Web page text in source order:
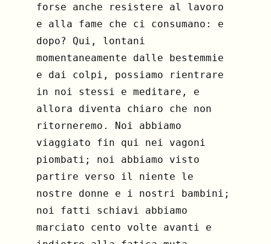
forse anche resistere al lavoro
e alla fame che ci consumano: e
dopo? Qui, lontani
momentaneamente dalle bestemmie
e dai colpi, possiamo rientrare
in noi stessi e meditare, e
allora diventa chiaro che non
ritorneremo. Noi abbiamo
viaggiato fin qui nei vagoni
piombati; noi abbiamo visto
partire verso il niente le
nostre donne e i nostri bambini;
noi fatti schiavi abbiamo
marciato cento volte avanti e